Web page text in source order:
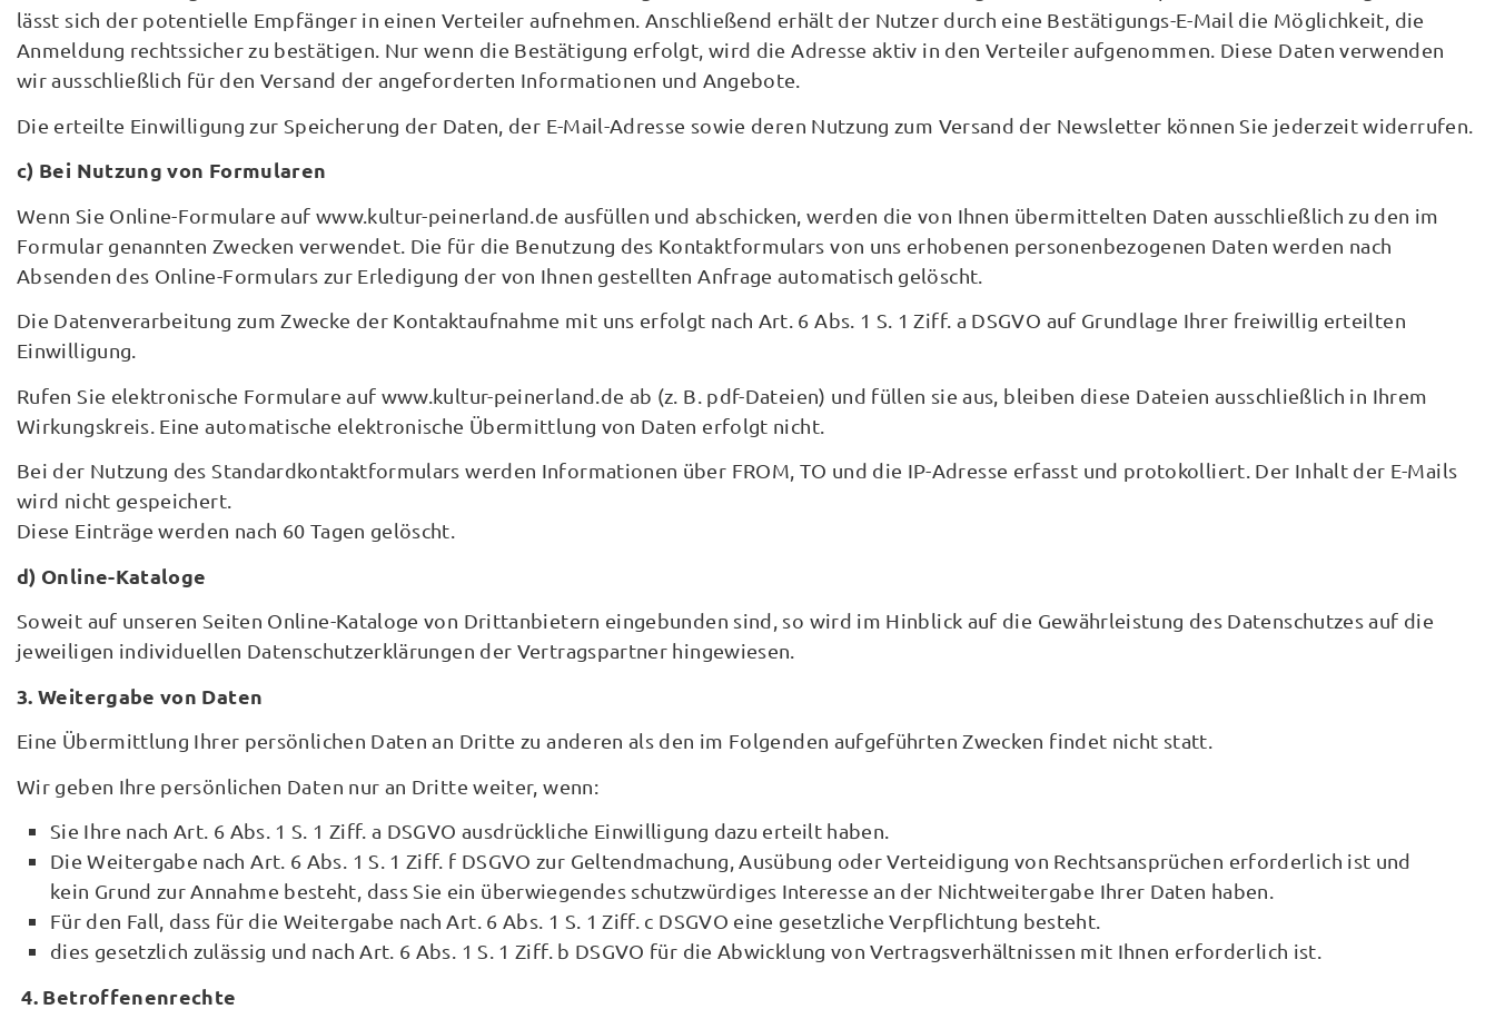
lässt sich der potentielle Empfänger in einen Verteiler aufnehmen. Anschließend erhält der Nutzer durch eine Bestätigungs-E-Mail die Möglichkeit, die
Anmeldung rechtssicher zu bestätigen. Nur wenn die Bestätigung erfolgt, wird die Adresse aktiv in den Verteiler aufgenommen. Diese Daten verwenden
wir ausschließlich für den Versand der angeforderten Informationen und Angebote.
Die erteilte Einwilligung zur Speicherung der Daten, der E-Mail-Adresse sowie deren Nutzung zum Versand der Newsletter können Sie jederzeit widerrufen.
c) Bei Nutzung von Formularen
Wenn Sie Online-Formulare auf www.kultur-peinerland.de ausfüllen und abschicken, werden die von Ihnen übermittelten Daten ausschließlich zu den im
Formular genannten Zwecken verwendet. Die für die Benutzung des Kontaktformulars von uns erhobenen personenbezogenen Daten werden nach
Absenden des Online-Formulars zur Erledigung der von Ihnen gestellten Anfrage automatisch gelöscht.
Die Datenverarbeitung zum Zwecke der Kontaktaufnahme mit uns erfolgt nach Art. 6 Abs. 1 S. 1 Ziff. a DSGVO auf Grundlage Ihrer freiwillig erteilten
Einwilligung.
Rufen Sie elektronische Formulare auf www.kultur-peinerland.de ab (z. B. pdf-Dateien) und füllen sie aus, bleiben diese Dateien ausschließlich in Ihrem
Wirkungskreis. Eine automatische elektronische Übermittlung von Daten erfolgt nicht.
Bei der Nutzung des Standardkontaktformulars werden Informationen über FROM, TO und die IP-Adresse erfasst und protokolliert. Der Inhalt der E-Mails
wird nicht gespeichert.
Diese Einträge werden nach 60 Tagen gelöscht.
d) Online-Kataloge
Soweit auf unseren Seiten Online-Kataloge von Drittanbietern eingebunden sind, so wird im Hinblick auf die Gewährleistung des Datenschutzes auf die
jeweiligen individuellen Datenschutzerklärungen der Vertragspartner hingewiesen.
3. Weitergabe von Daten
Eine Übermittlung Ihrer persönlichen Daten an Dritte zu anderen als den im Folgenden aufgeführten Zwecken findet nicht statt.
Wir geben Ihre persönlichen Daten nur an Dritte weiter, wenn:
Sie Ihre nach Art. 6 Abs. 1 S. 1 Ziff. a DSGVO ausdrückliche Einwilligung dazu erteilt haben.
Die Weitergabe nach Art. 6 Abs. 1 S. 1 Ziff. f DSGVO zur Geltendmachung, Ausübung oder Verteidigung von Rechtsansprüchen erforderlich ist und
kein Grund zur Annahme besteht, dass Sie ein überwiegendes schutzwürdiges Interesse an der Nichtweitergabe Ihrer Daten haben.
Für den Fall, dass für die Weitergabe nach Art. 6 Abs. 1 S. 1 Ziff. c DSGVO eine gesetzliche Verpflichtung besteht.
dies gesetzlich zulässig und nach Art. 6 Abs. 1 S. 1 Ziff. b DSGVO für die Abwicklung von Vertragsverhältnissen mit Ihnen erforderlich ist.
4. Betroffenenrechte